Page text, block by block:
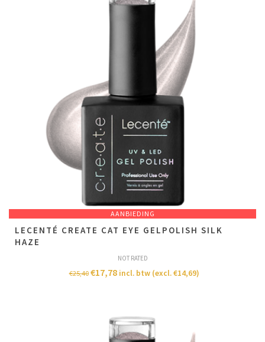
AANBIEDING
LECENTÉ CREATE CAT EYE GELPOLISH SILK
HAZE
NOT RATED
€25,40 €17,78 incl. btw (excl.€14,69)